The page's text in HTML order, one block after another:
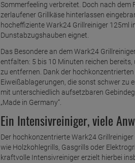
Sommerfeeling verbreitet. Doch nach
zerlaufener Grillkäse hinterlassen
hocheffiziente Wark24 Grillreiniger 125ml
Dunstabzugshauben eignet.
Das Besondere an dem Wark24
entfalten: 5 bis 10 Minuten reichen
zu entfernen. Dank der
Eiweißablagerungen, die sonst schwer zu
mit unterschiedlich aufsetzbaren
„Made in Germany“.
Ein Intensivreiniger, viele
Der hochkonzentrierte Wark24
wie Holzkohlegrills, Gasgrills oder
kraftvolle Intensivreiniger erzielt hierbei